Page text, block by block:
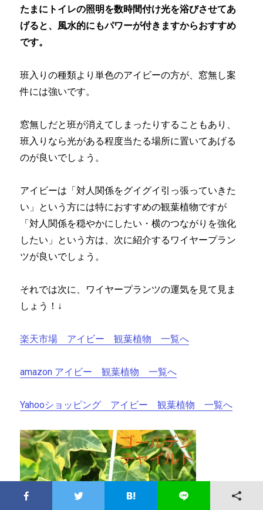
たまにトイレの照明を数時間付け光を浴びさせてあ
げると、風水的にもパワーが付きますからおすすめ
です。
班入りの種類より単色のアイビーの方が、窓無し案
件には強いです。
窓無しだと班が消えてしまったりすることもあり、
班入りなら光がある程度当たる場所に置いてあげる
のが良いでしょう。
アイビーは「対人関係をグイグイ引っ張っていきた
い」という方には特におすすめの観葉植物ですが
「対人関係を穏やかにしたい・横のつながりを強化
したい」という方は、次に紹介するワイヤープラン
ツが良いでしょう。
それでは次に、ワイヤープランツの運気を見て見ま
しょう！↓
楽天市場 アイビー 観葉植物 一覧へ
amazon アイビー 観葉植物 一覧へ
Yahooショッピング アイビー 観葉植物 一覧へ